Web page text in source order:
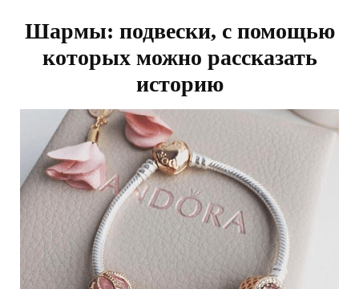
Шармы: подвески, с помощью
которых можно рассказать
историю